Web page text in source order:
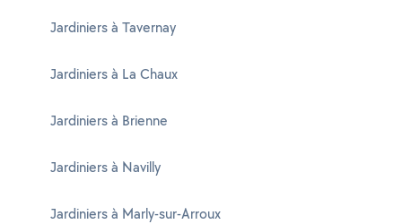
Jardiniers à Tavernay
Jardiniers à La Chaux
Jardiniers à Brienne
Jardiniers à Navilly
Jardiniers à Marly-sur-Arroux